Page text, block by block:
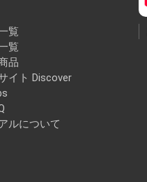
覧
覧
品
イト Discover
ルについて